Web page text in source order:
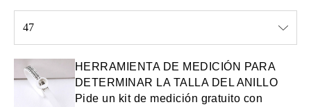
47
HERRAMIENTA DE MEDICIÓN PARA
DETERMINAR LA TALLA DEL ANILLO
Pide un kit de medición gratuito con